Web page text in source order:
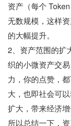
资产（每个
无数规模，这样
的大幅提升。
2、资产范围的扩
织的小微资产交
力，你的点赞，
大，也即社会可
扩大，带来经济增
所以总结一下，